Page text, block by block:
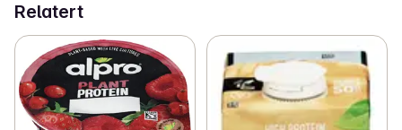
Relatert